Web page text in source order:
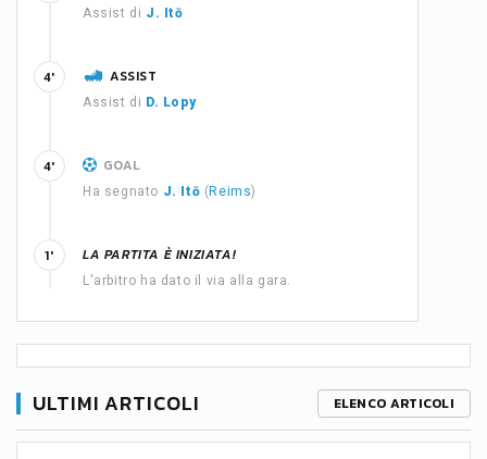
Assist di J. Itō
ASSIST
Assist di D. Lopy
4'
GOAL
Ha segnato J. Itō ( Reims)
4'
LA PARTITA È INIZIATA!
L'arbitro ha dato il via alla gara.
1'
ULTIMI ARTICOLI ELENCO ARTICOLI